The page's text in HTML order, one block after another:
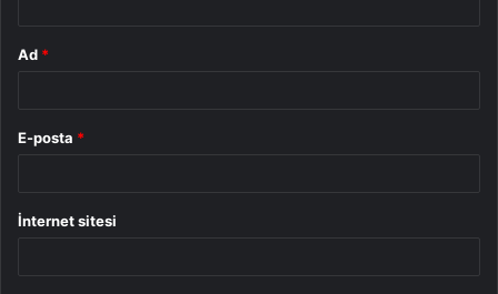
Ad *
E-posta *
İnternet sitesi